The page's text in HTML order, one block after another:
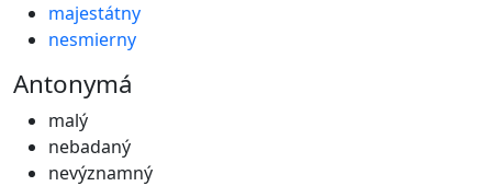
majestátny
nesmierny
Antonymá
malý
nebadaný
nevýznamný